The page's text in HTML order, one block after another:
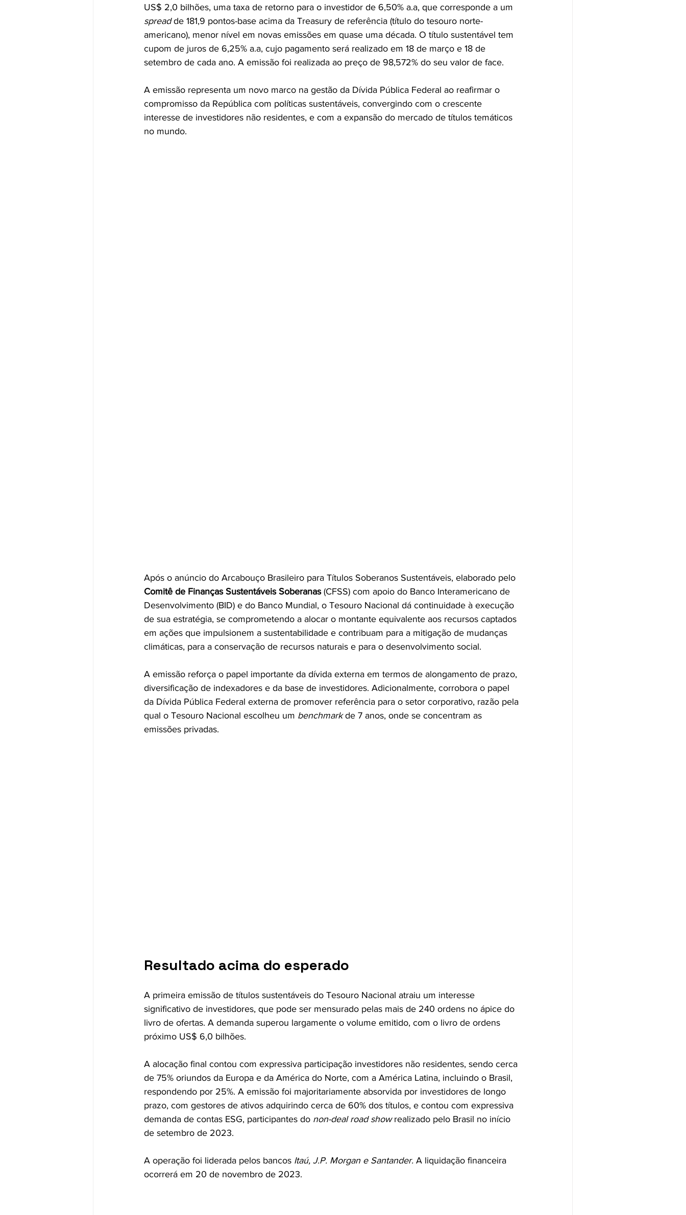
US$ 2,0 bilhões, uma taxa de retorno para o investidor de 6,50% a.a, que corresponde a um
spread de 181,9 pontos-base acima da Treasury de referência (título do tesouro norte-
americano), menor nível em novas emissões em quase uma década. O título sustentável tem
cupom de juros de 6,25% a.a, cujo pagamento será realizado em 18 de março e 18 de
setembro de cada ano. A emissão foi realizada ao preço de 98,572% do seu valor de face.
A emissão representa um novo marco na gestão da Dívida Pública Federal ao reafirmar o
compromisso da República com políticas sustentáveis, convergindo com o crescente
interesse de investidores não residentes, e com a expansão do mercado de títulos temáticos
no mundo.
Após o anúncio do Arcabouço Brasileiro para Títulos Soberanos Sustentáveis, elaborado pelo
Comitê de Finanças Sustentáveis Soberanas (CFSS) com apoio do Banco Interamericano de
Desenvolvimento (BID) e do Banco Mundial, o Tesouro Nacional dá continuidade à execução
de sua estratégia, se comprometendo a alocar o montante equivalente aos recursos captados
em ações que impulsionem a sustentabilidade e contribuam para a mitigação de mudanças
climáticas, para a conservação de recursos naturais e para o desenvolvimento social.
A emissão reforça o papel importante da dívida externa em termos de alongamento de prazo,
diversificação de indexadores e da base de investidores. Adicionalmente, corrobora o papel
da Dívida Pública Federal externa de promover referência para o setor corporativo, razão pela
qual o Tesouro Nacional escolheu um benchmark de 7 anos, onde se concentram as
emissões privadas.
Resultado acima do esperado
A primeira emissão de títulos sustentáveis do Tesouro Nacional atraiu um interesse
significativo de investidores, que pode ser mensurado pelas mais de 240 ordens no ápice do
livro de ofertas. A demanda superou largamente o volume emitido, com o livro de ordens
próximo US$ 6,0 bilhões.
A alocação final contou com expressiva participação investidores não residentes, sendo cerca
de 75% oriundos da Europa e da América do Norte, com a América Latina, incluindo o Brasil,
respondendo por 25%. A emissão foi majoritariamente absorvida por investidores de longo
prazo, com gestores de ativos adquirindo cerca de 60% dos títulos, e contou com expressiva
demanda de contas ESG, participantes do non-deal road show realizado pelo Brasil no início
de setembro de 2023.
A operação foi liderada pelos bancos Itaú, J.P. Morgan e Santander. A liquidação financeira
ocorrerá em 20 de novembro de 2023.